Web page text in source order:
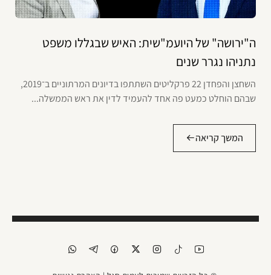
ה"ירושה" של היועמ"שית: האיש שבגללו משפט
נתניהו נגרר שנים
השחצן והפחדן 22 פרקליטים השתתפו בדיונים המרתוניים ב־2019,
שבהם הוחלט כמעט פה אחד להעמיד לדין את ראש הממשלה...
המשך קריאה